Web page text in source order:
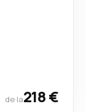
de la218 €